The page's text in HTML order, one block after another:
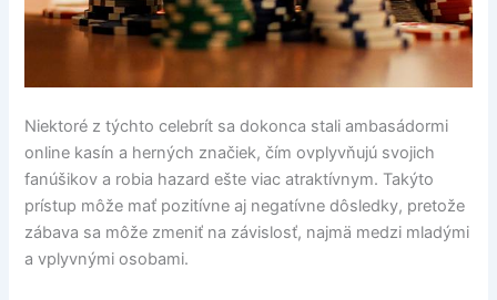
Niektoré z týchto celebrít sa dokonca stali ambasádormi
online kasín a herných značiek, čím ovplyvňujú svojich
fanúšikov a robia hazard ešte viac atraktívnym. Takýto
prístup môže mať pozitívne aj negatívne dôsledky, pretože
zábava sa môže zmeniť na závislosť, najmä medzi mladými
a vplyvnými osobami.